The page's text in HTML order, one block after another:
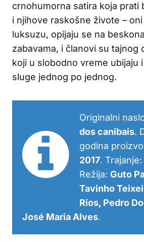
crnohumorna satira koja prati
i njihove raskošne živote –
luksuzu, opijaju se na
zabavama, i članovi su tajnog
koji u slobodno vreme ubijaju
sluge jednog po jednog.
Originalni
dos canibais.
godina
2017. Trajanje:
Režija: Guto
Tavinho
Rios, Pedro
José Maria Alves.